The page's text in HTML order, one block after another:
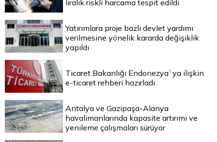
liralık riskli harcama tespit edildi
Yatırımlara proje bazlı devlet yardımı
verilmesine yönelik kararda değişiklik
yapıldı
Ticaret Bakanlığı Endonezya`ya ilişkin
e-ticaret rehberi hazırladı
Antalya ve Gazipaşa-Alanya
havalimanlarında kapasite artırımı ve
yenileme çalışmaları sürüyor